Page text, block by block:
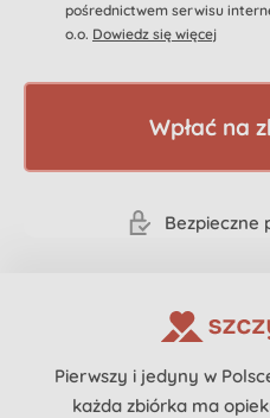
pośrednictwem serwisu
o.o. Dowiedz się więcej
Wpłać na
Bezpieczne
Pierwszy i jedyny w
każda zbiórka ma